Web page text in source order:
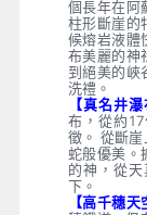
個長年在阿
柱形斷崖的
候熔岩液體
布美麗的神
到絕美的峽
洗禮。
【真名井
布，從約
徵。 從斷
蛇般優美。
的神，從
下。
【高千穗天